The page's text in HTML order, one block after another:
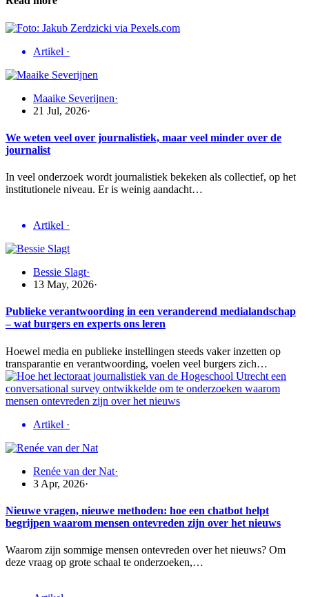
Artikel ·
Maaike Severijnen·
21 Jul, 2026·
We weten veel over journalistiek, maar veel minder over de
journalist
In veel onderzoek wordt journalistiek bekeken als collectief, op het
institutionele niveau. Er is weinig aandacht…
Artikel ·
Bessie Slagt·
13 May, 2026·
Publieke verantwoording in een veranderend medialandschap
– wat burgers en experts ons leren
Hoewel media en publieke instellingen steeds vaker inzetten op
transparantie en verantwoording, voelen veel burgers zich…
Artikel ·
Renée van der Nat·
3 Apr, 2026·
Nieuwe vragen, nieuwe methoden: hoe een chatbot helpt
begrijpen waarom mensen ontevreden zijn over het nieuws
Waarom zijn sommige mensen ontevreden over het nieuws? Om
deze vraag op grote schaal te onderzoeken,…